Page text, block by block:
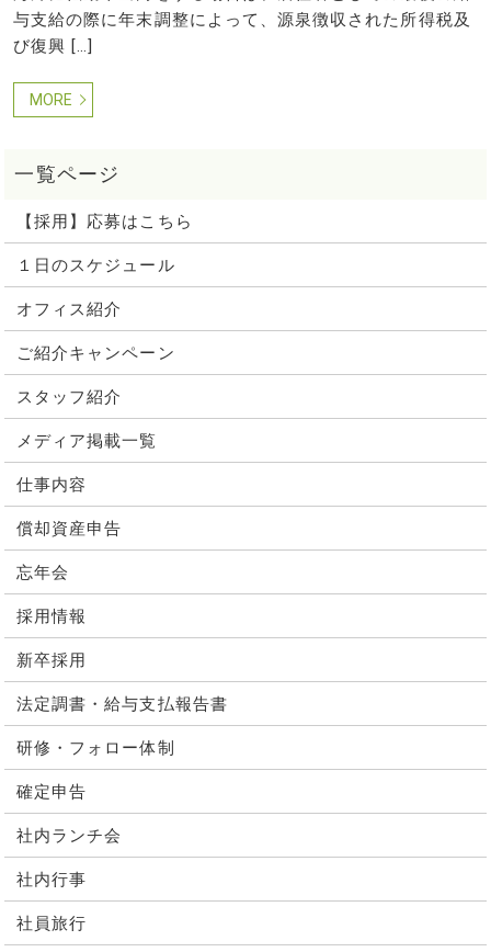
与支給の際に年末調整によって、源泉徴収された所得税及
び復興 […]
MORE
【採用】応募はこちら
１日のスケジュール
オフィス紹介
ご紹介キャンペーン
スタッフ紹介
メディア掲載一覧
仕事内容
償却資産申告
忘年会
採用情報
新卒採用
法定調書・給与支払報告書
研修・フォロー体制
確定申告
社内ランチ会
社内行事
社員旅行